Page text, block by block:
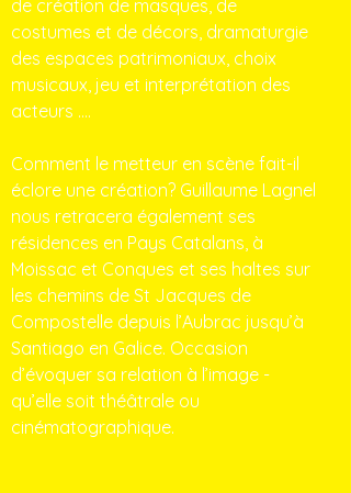
de création de masques, de
costumes et de décors, dramaturgie
des espaces patrimoniaux, choix
musicaux, jeu et interprétation des
acteurs ….
Comment le metteur en scène fait-il
éclore une création? Guillaume Lagnel
nous retracera également ses
résidences en Pays Catalans, à
Moissac et Conques et ses haltes sur
les chemins de St Jacques de
Compostelle depuis l’Aubrac jusqu’à
Santiago en Galice. Occasion
d’évoquer sa relation à l’image -
qu’elle soit théâtrale ou
cinématographique.